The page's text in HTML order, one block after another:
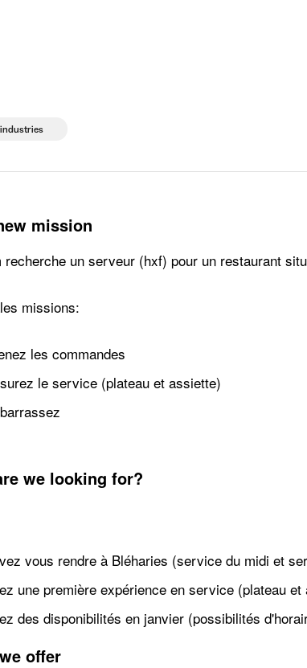
mission
recherche un serveur (hxf) pour un restaurant
missions:
les commandes
le service (plateau et assiette)
we looking for?
vous rendre à Bléharies (service du midi et
une première expérience en service (plateau et
des disponibilités en janvier (possibilités
offer